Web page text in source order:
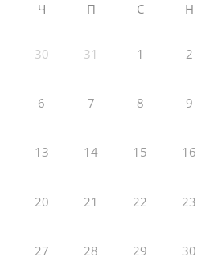
Ч П С Н
30 31 1 2
6 7 8 9
13 14 15 16
20 21 22 23
27 28 29 30